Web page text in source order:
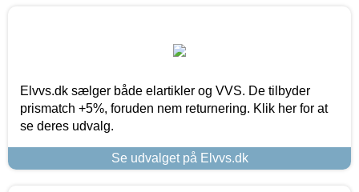
Elvvs.dk sælger både elartikler og VVS. De tilbyder
prismatch +5%, foruden nem returnering. Klik her for at
se deres udvalg.
Se udvalget på Elvvs.dk